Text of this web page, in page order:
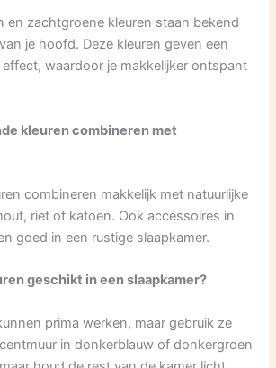
en zachtgroene kleuren staan bekend
je hoofd. Deze kleuren geven een
waardoor je makkelijker ontspant
kleuren combineren met
combineren makkelijk met natuurlijke
riet of katoen. Ook accessoires in
goed in een rustige slaapkamer.
geschikt in een slaapkamer?
prima werken, maar gebruik ze
in donkerblauw of donkergroen